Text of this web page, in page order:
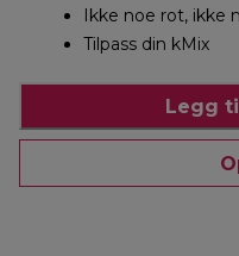
Ikke noe rot, ikke
Tilpass din kMix
Legg